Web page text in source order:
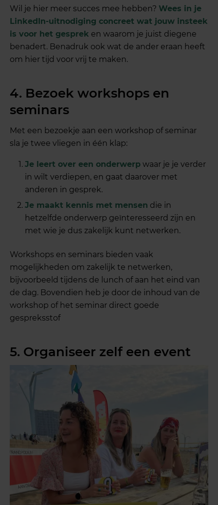
Wil je hier meer succes mee hebben?Wees in je
LinkedIn-uitnodiging concreet wat jouw insteek
is voor het gesprek en waarom je juist diegene
benadert. Benadruk ook wat de ander eraan heeft
om hier tijd voor vrij te maken.
4. Bezoek workshops en
seminars
Met een bezoekje aan een workshop of seminar
sla je twee vliegen in één klap:
Je leert over een onderwerp waar je je verder
in wilt verdiepen, en gaat daarover met
anderen in gesprek.
Je maakt kennis met mensen die in
hetzelfde onderwerp geïnteresseerd zijn en
met wie je dus zakelijk kunt netwerken.
Workshops en seminars bieden vaak
mogelijkheden om zakelijk te netwerken,
bijvoorbeeld tijdens de lunch of aan het eind van
de dag. Bovendien heb je door de inhoud van de
workshop of het seminar direct goede
gespreksstof
5. Organiseer zelf een event